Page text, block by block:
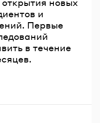
и
Первые
в течение